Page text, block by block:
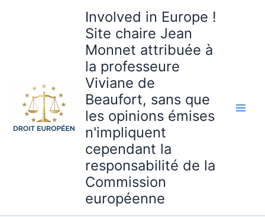
Involved in Europe !
Site chaire Jean
Monnet attribuée à
la professeure
Viviane de
Beaufort, sans que
les opinions émises
n'impliquent
cependant la
responsabilité de la
Commission
européenne